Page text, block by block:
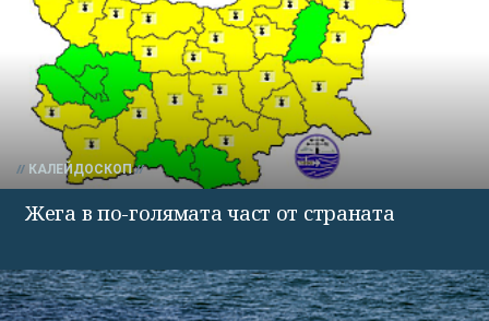
КАЛЕЙДОСКОП
Жега в по-голямата част от страната